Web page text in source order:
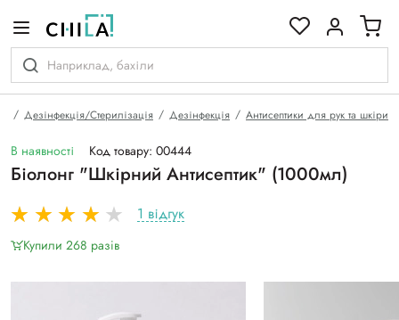
Дезінфекція/Стерилізація Дезінфекція Антисептики для рук та шкіри
В наявності Код товару: 00444
Біолонг "Шкірний Антисептик" (1000мл)
1 відгук
Купили 268 разiв
гамі